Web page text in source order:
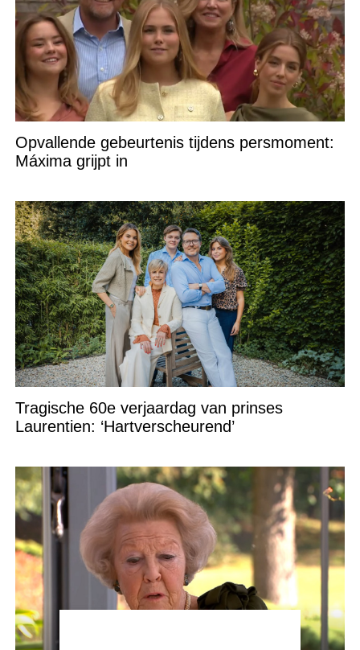
Opvallende gebeurtenis tijdens persmoment:
Máxima grijpt in
Tragische 60e verjaardag van prinses
Laurentien: ‘Hartverscheurend’